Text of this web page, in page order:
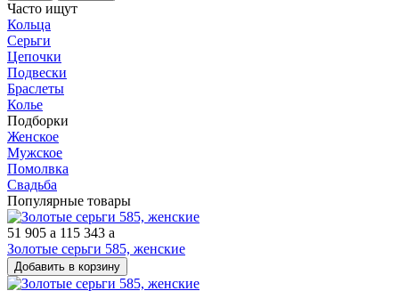
Часто ищут
Кольца
Серьги
Цепочки
Подвески
Браслеты
Колье
Подборки
Женское
Мужское
Помолвка
Свадьба
Популярные товары
51 905 a 115 343 a
Золотые серьги 585, женские
Добавить в корзину